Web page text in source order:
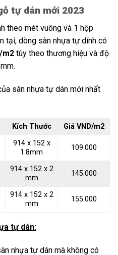
tự dán mới 2023
theo mét vuông và 1 hộp
tại, dòng sàn nhựa tự dính có
m2 tùy theo thương hiệu và độ
sàn nhựa tự dán mới nhất
Kích Thước Giá VND/m2
914 x 152 x
1.8mm
109.000
914 x 152 x 2
mm
145.000
914 x 152 x 2
mm
155.000
tự dán:
nhựa tự dán mà không có